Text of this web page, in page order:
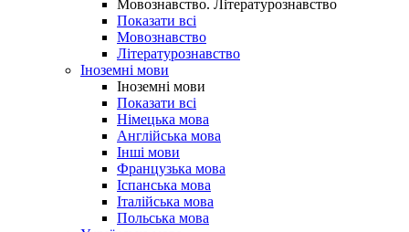
Мовознавство. Літературознавство
Показати всі
Мовознавство
Літературознавство
Іноземні мови
Іноземні мови
Показати всі
Німецька мова
Англійська мова
Інші мови
Французька мова
Іспанська мова
Італійська мова
Польська мова